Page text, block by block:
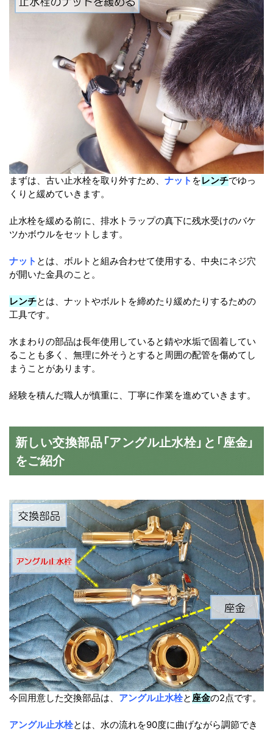
まずは、古い止水栓を取り外すため、 ナット をレンチでゆっ
くりと緩めていきます。
止水栓を緩める前に、排水トラップの真下に残水受けのバケ
ツかボウルをセットします。
ナット とは、ボルトと組み合わせて使用する、中央にネジ穴
が開いた金具のこと。
レンチとは、ナットやボルトを締めたり緩めたりするための
工具です。
水まわりの部品は長年使用していると錆や水垢で固着してい
ることも多く、無理に外そうとすると周囲の配管を傷めてし
まうことがあります。
経験を積んだ職人が慎重に、丁寧に作業を進めていきます。
新しい交換部品「アングル止水栓」と「座金」
をご紹介
今回用意した交換部品は、 アングル止水栓と 座金の2点です。
アングル止水栓とは、水の流れを90度に曲げながら調節でき